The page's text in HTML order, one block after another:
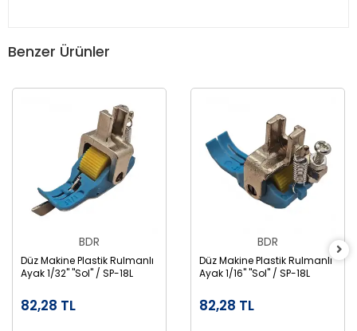
Benzer Ürünler
BDR
Düz Makine Plastik Rulmanlı
Ayak 1/32" "Sol" / SP-18L
82,28 TL
BDR
Düz Makine Plastik Rulmanlı
Ayak 1/16" "Sol" / SP-18L
82,28 TL